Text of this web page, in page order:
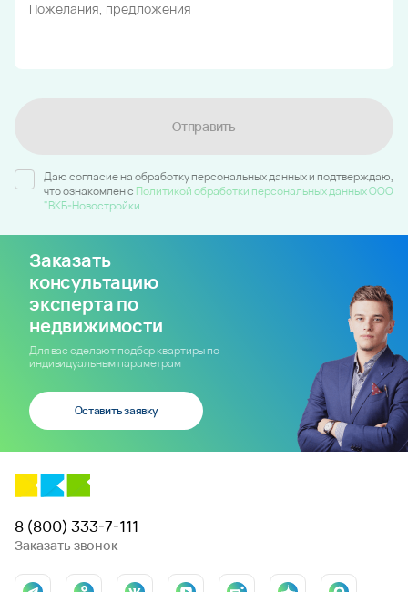
Отправить
Даю согласие на обработку персональных данных и подтверждаю,
что ознакомлен c Политикой обработки персональных данных ООО
"ВКБ-Новостройки
Заказать
консультацию
эксперта по
недвижимости
Для вас сделают подбор квартиры по
индивидуальным параметрам
Оставить заявку
8 (800) 333-7-111
Заказать звонок